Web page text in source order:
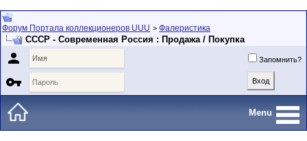
Форум Портала коллекционеров UUU > Фалеристика
СССР - Современная Россия : Продажа / Покупка
 Запомнить?

Menu